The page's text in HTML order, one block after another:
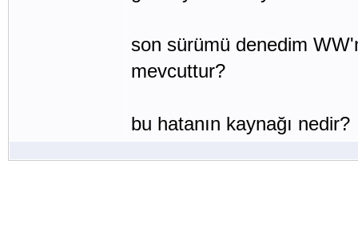
son sürümü denedim
mevcuttur?
bu hatanın kaynağı nedir?